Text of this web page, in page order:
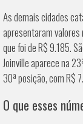
As demais cidades
apresentaram valores
que foi de R$ 9.185.
Joinville aparece na
30ª posição, com R$
O que esses